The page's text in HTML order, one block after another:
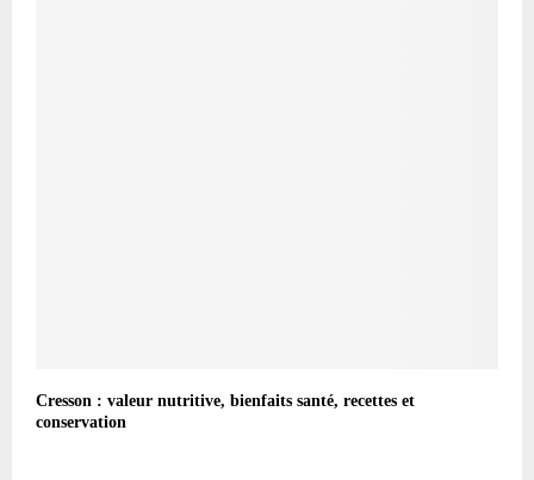
Cresson : valeur nutritive, bienfaits santé, recettes et
conservation